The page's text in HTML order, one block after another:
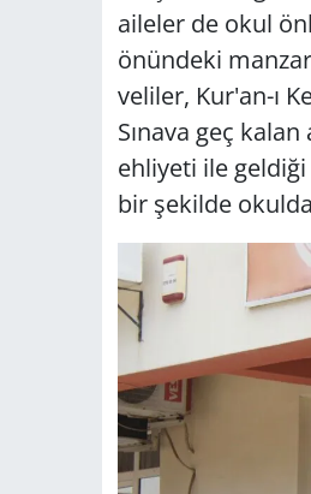
aileler de okul
önündeki
veliler, Kur'an-ı
Sınava geç
ehliyeti ile geldiği
bir şekilde